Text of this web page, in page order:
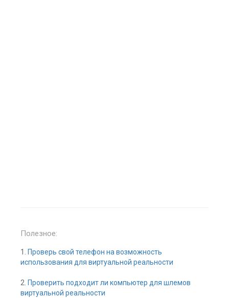
Полезное:
1.
Проверь свой телефон на возможность
использования для виртуальной реальности
2. Проверить подходит ли компьютер для шлемов
виртуальной реальности